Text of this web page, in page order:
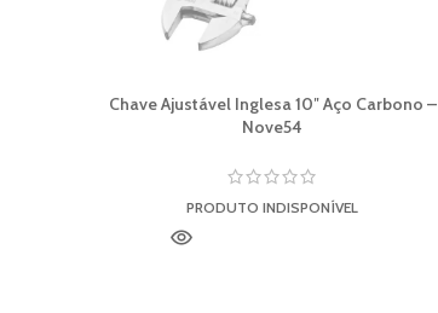
Chave Ajustável Inglesa 10″ Aço Carbono –
Nove54
PRODUTO INDISPONÍVEL